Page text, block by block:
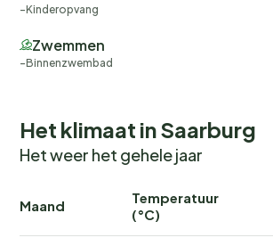
Kinderopvang
Zwemmen
Binnenzwembad
Het klimaat in Saarburg
Het weer het gehele jaar
Maand
Temperatuur
(°C)